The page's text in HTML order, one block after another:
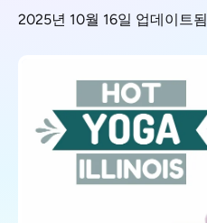
2025년 10월 16일 업데이트됨